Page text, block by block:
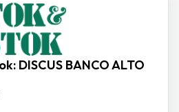
DISCUS BANCO ALTO